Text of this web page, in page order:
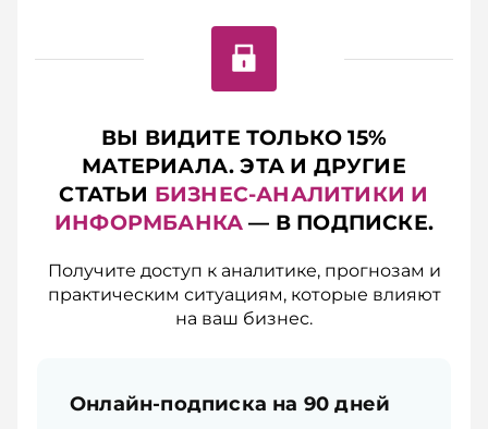
ВЫ ВИДИТЕ ТОЛЬКО 15%
МАТЕРИАЛА. ЭТА И ДРУГИЕ
СТАТЬИ БИЗНЕС-АНАЛИТИКИ И
ИНФОРМБАНКА — В ПОДПИСКЕ.
Получите доступ к аналитике, прогнозам и
практическим ситуациям, которые влияют
на ваш бизнес.
Онлайн-подписка на 90 дней